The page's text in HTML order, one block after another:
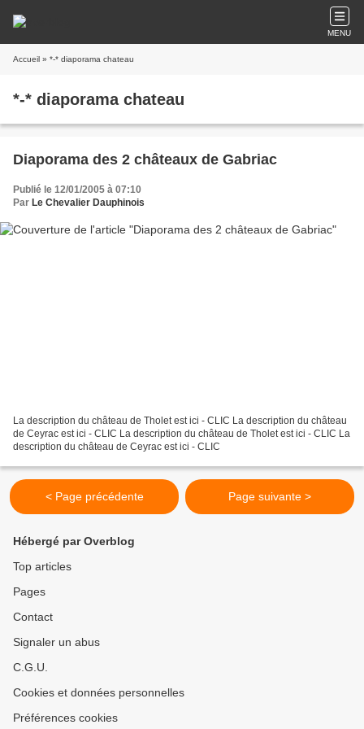
MENU
Accueil » *-* diaporama chateau
*-* diaporama chateau
Diaporama des 2 châteaux de Gabriac
Publié le 12/01/2005 à 07:10
Par Le Chevalier Dauphinois
La description du château de Tholet est ici - CLIC La description du château
de Ceyrac est ici - CLIC La description du château de Tholet est ici - CLIC La
description du château de Ceyrac est ici - CLIC
< Page précédente Page suivante >
Hébergé par Overblog
Top articles
Pages
Contact
Signaler un abus
C.G.U.
Cookies et données personnelles
Préférences cookies